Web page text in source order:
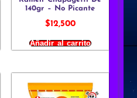
140gr – No Picante
$12,500
Añadir al carrito